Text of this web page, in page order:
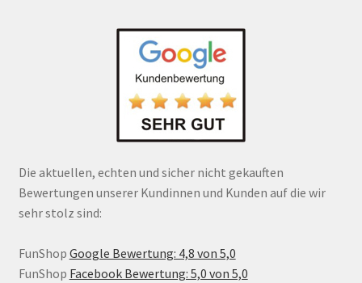
Die aktuellen, echten und sicher nicht gekauften
Bewertungen unserer Kundinnen und Kunden auf die wir
sehr stolz sind:
FunShop Google Bewertung: 4,8 von 5,0
FunShop Facebook Bewertung: 5,0 von 5,0